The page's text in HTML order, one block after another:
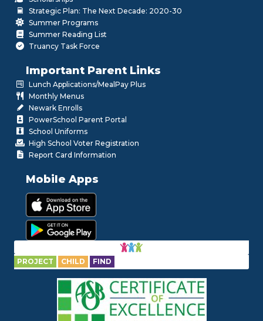
Strategic Plan: The Next Decade: 2020-30
Summer Programs
Summer Reading List
Truancy Task Force
Important Parent Links
Lunch Applications/MealPay Plus
Monthly Menus
Newark Enrolls
PowerSchool Parent Portal
School Uniforms
High School Voter Registration
Report Card Information
Mobile Apps
PROJECT CHILD FIND